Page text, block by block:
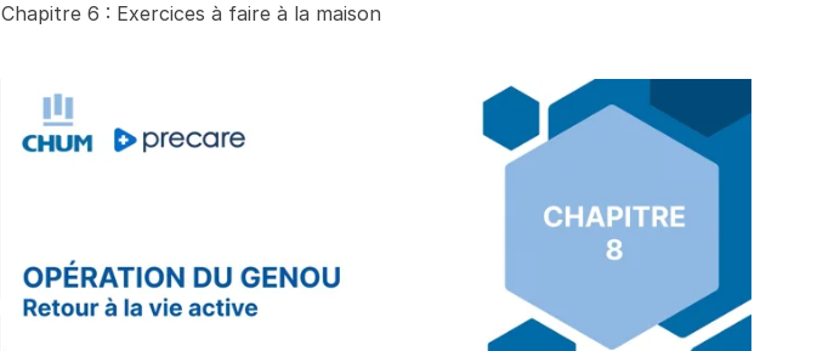
Chapitre 6 : Exercices à faire à la maison